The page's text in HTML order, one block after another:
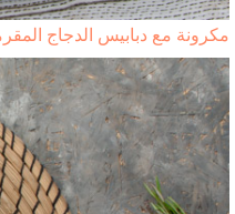
مكرونة مع دبابيس الدجاج